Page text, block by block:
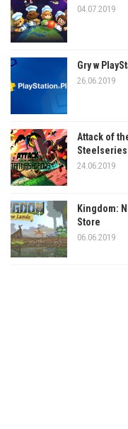
04.07.2019
Gry w
26.06.2019
Attack of
Steelseries
24.06.2019
Kingdom:
Store
06.06.2019